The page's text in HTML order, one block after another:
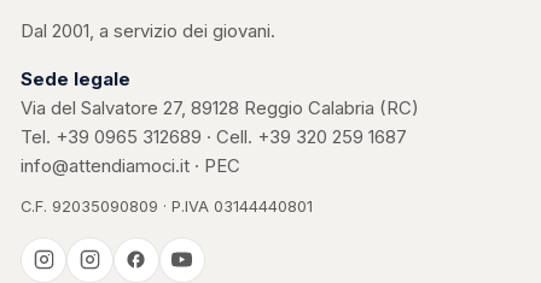
Dal 2001, a servizio dei giovani.
Sede legale
Via del Salvatore 27, 89128 Reggio Calabria (RC)
Tel. +39 0965 312689 · Cell. +39 320 259 1687
info@attendiamoci.it · PEC
C.F. 92035090809 · P.IVA 03144440801
Casa Kerigma